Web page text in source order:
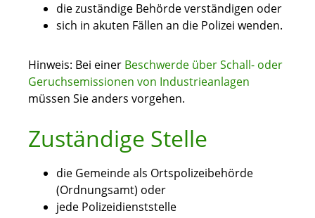
die zuständige Behörde verständigen oder
sich in akuten Fällen an die Polizei wenden.
Hinweis: Bei einer Beschwerde über Schall- oder
Geruchsemissionen von Industrieanlagen
müssen Sie anders vorgehen.
Zuständige Stelle
die Gemeinde als Ortspolizeibehörde
(Ordnungsamt) oder
jede Polizeidienststelle